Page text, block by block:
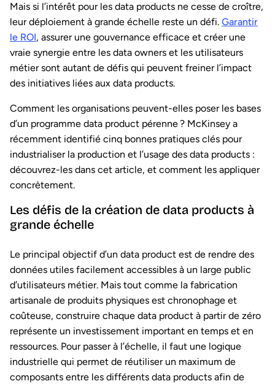
Mais si l’intérêt pour les data products ne cesse de croître,
leur déploiement à grande échelle reste un défi. Garantir
le ROI, assurer une gouvernance efficace et créer une
vraie synergie entre les data owners et les utilisateurs
métier sont autant de défis qui peuvent freiner l’impact
des initiatives liées aux data products.
Comment les organisations peuvent-elles poser les bases
d’un programme data product pérenne ? McKinsey a
récemment identifié cinq bonnes pratiques clés pour
industrialiser la production et l’usage des data products :
découvrez-les dans cet article, et comment les appliquer
concrètement.
Les défis de la création de data products à
grande échelle
Le principal objectif d’un data product est de rendre des
données utiles facilement accessibles à un large public
d’utilisateurs métier. Mais tout comme la fabrication
artisanale de produits physiques est chronophage et
coûteuse, construire chaque data product à partir de zéro
représente un investissement important en temps et en
ressources. Pour passer à l’échelle, il faut une logique
industrielle qui permet de réutiliser un maximum de
composants entre les différents data products afin de